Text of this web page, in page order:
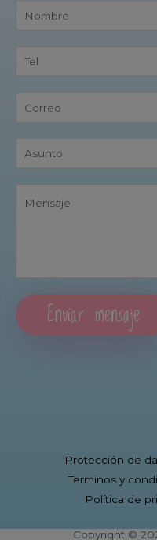
Enviar mensaje
Copyright ©
Protección de
Terminos y
Política de